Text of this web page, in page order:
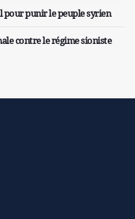
pour punir le peuple syrien
contre le régime sioniste